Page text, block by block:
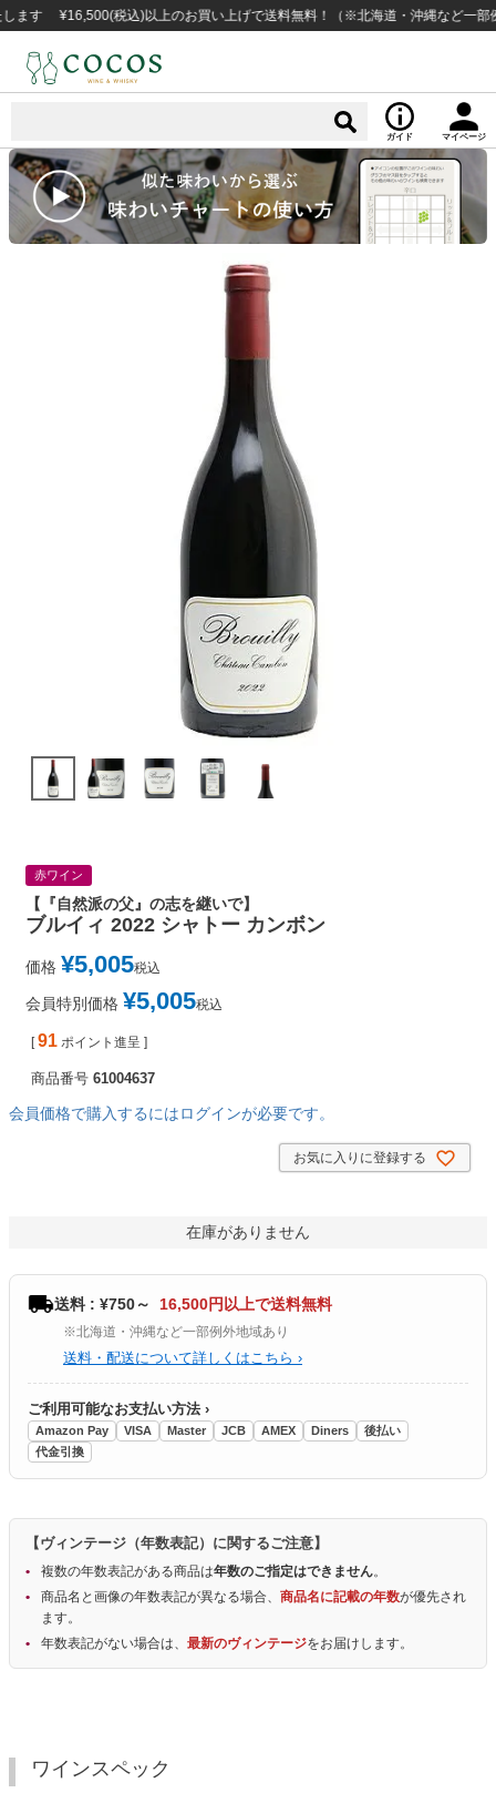
¥16,500(税込)以上のお買い上げで送料無料！（※北海道・沖縄など一部例外地
ガイド マイページ
赤ワイン
【『自然派の父』の志を継いで】
ブルイィ 2022 シャトー カンボン
価格 ¥5,005税込
会員特別価格 ¥5,005税込
[ 91 ポイント進呈 ]
商品番号 61004637
会員価格で購入するにはログインが必要です。
お気に入りに登録する
在庫がありません
送料 : ¥750～ 16,500円以上で送料無料
※北海道・沖縄など一部例外地域あり
送料・配送について詳しくはこちら ›
ご利用可能なお支払い方法 ›
Amazon Pay VISA Master JCB AMEX Diners
後払い
代金引換
【ヴィンテージ（年数表記）に関するご注意】
複数の年数表記がある商品は年数のご指定はできません。
商品名と画像の年数表記が異なる場合、 商品名に記載の年数が優先され
ます。
年数表記がない場合は、 最新のヴィンテージをお届けします。
ワインスペック